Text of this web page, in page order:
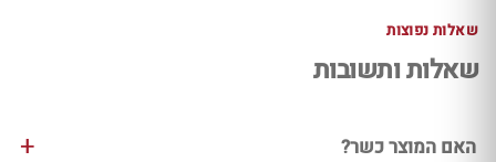
שאלות נפוצות
שאלות ותשובות
האם המוצר כשר?